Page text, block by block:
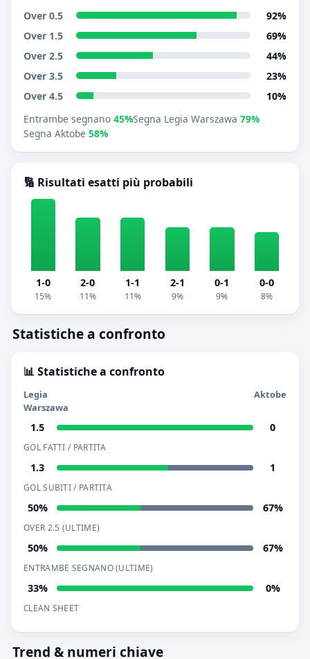
Over 0.5
92%
Over 1.5
69%
Over 2.5
44%
Over 3.5
23%
Over 4.5
10%
Entrambe segnano 45%Segna Legia Warszawa 79%
Segna Aktobe 58%
🔢 Risultati esatti più probabili
1-0
15%
2-0
11%
1-1
11%
2-1
9%
0-1
9%
0-0
8%
Statistiche a confronto
📊 Statistiche a confronto
Legia
Warszawa
Aktobe
1.5 0
GOL FATTI / PARTITA
1.3 1
GOL SUBITI / PARTITA
50% 67%
OVER 2.5 (ULTIME)
50% 67%
ENTRAMBE SEGNANO (ULTIME)
33% 0%
CLEAN SHEET
Trend & numeri chiave